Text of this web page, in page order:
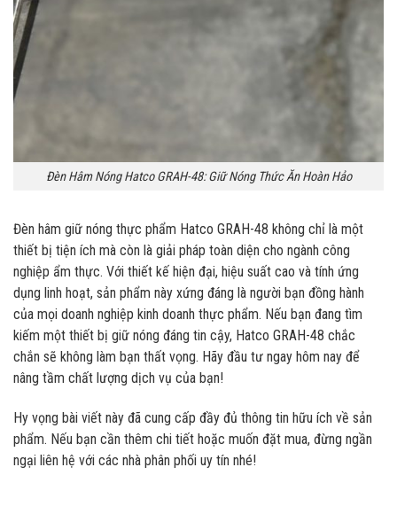
Đèn Hâm Nóng Hatco GRAH-48: Giữ Nóng Thức Ăn Hoàn Hảo
Đèn hâm giữ nóng thực phẩm Hatco GRAH-48 không chỉ là một
thiết bị tiện ích mà còn là giải pháp toàn diện cho ngành công
nghiệp ẩm thực. Với thiết kế hiện đại, hiệu suất cao và tính ứng
dụng linh hoạt, sản phẩm này xứng đáng là người bạn đồng hành
của mọi doanh nghiệp kinh doanh thực phẩm. Nếu bạn đang tìm
kiếm một thiết bị giữ nóng đáng tin cậy, Hatco GRAH-48 chắc
chắn sẽ không làm bạn thất vọng. Hãy đầu tư ngay hôm nay để
nâng tầm chất lượng dịch vụ của bạn!
Hy vọng bài viết này đã cung cấp đầy đủ thông tin hữu ích về sản
phẩm. Nếu bạn cần thêm chi tiết hoặc muốn đặt mua, đừng ngần
ngại liên hệ với các nhà phân phối uy tín nhé!